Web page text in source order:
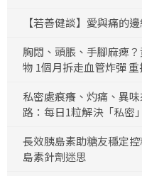
【若善健談】愛與痛的
胸悶、頭脹、手腳麻痺
物 1個月拆走血管炸彈
私密處痕癢、灼痛、異
路：每日1粒解決「私密
長效胰島素助糖友穩定
島素針劑迷思